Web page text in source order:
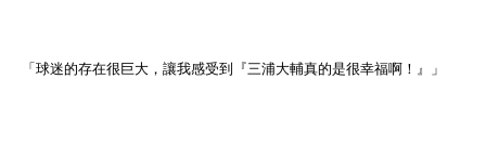
「球迷的存在很巨大，讓我感受到『三浦大輔真的是很幸福啊！』」